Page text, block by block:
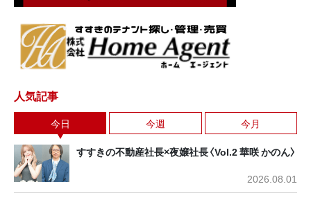
人気記事
今日 今週 今月
すすきの不動産社長×夜嬢社長〈Vol.2 華咲 かのん〉
2026.08.01